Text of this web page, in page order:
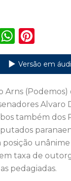
W
h
a
ts
A
p
p
n
te
re
st
Versão em
Arns
Alvaro
também dos
posição
taxa de
pedagiadas.